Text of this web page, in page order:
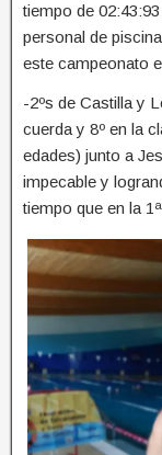
tiempo de
personal de
este campeonato
-2ºs de Castilla y
cuerda y 8º en la
edades) junto a
impecable y
tiempo que en la